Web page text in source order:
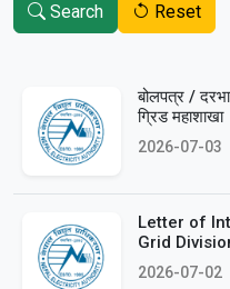
Search Reset
बोलपत्र /
ग्रिड महाशाखा
2026-07-03
Letter of
Grid
2026-07-02